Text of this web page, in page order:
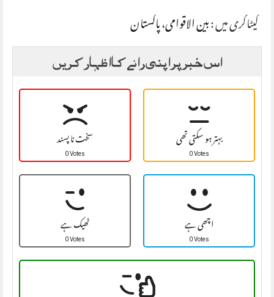
کیٹاگری میں :بین الاقوامی،پاکستان
اس خبر پر اپنی رائے کا اظہار کریں
سخت نا پسند
0 Votes بہتر ہو سکتی تھی
0 Votes
ٹھیک ہے
0 Votes اچھی ہے
0 Votes